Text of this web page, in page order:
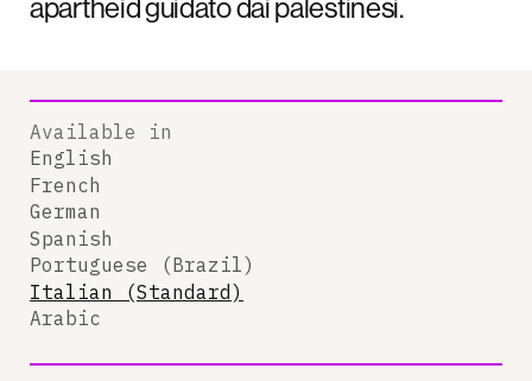
Available in
English
French
German
Spanish
Portuguese (Brazil)
Italian (Standard)
Arabic